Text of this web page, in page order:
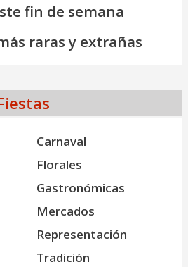
fin de semana
raras y extrañas
Carnaval
Florales
Gastronómicas
Mercados
Representación
Tradición